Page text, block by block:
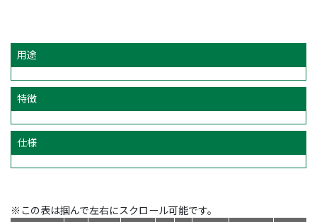
用途
特徴
仕様
※この表は掴んで左右にスクロール可能です。